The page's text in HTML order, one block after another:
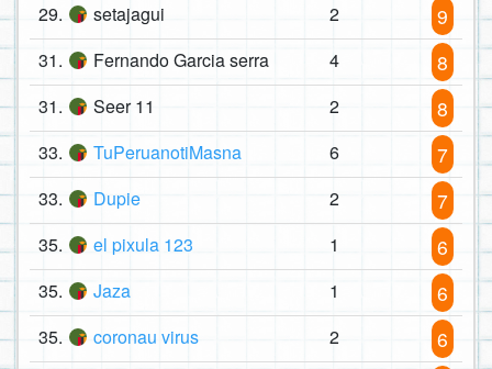
29. setajagui 2 9
31. Fernando Garcia serra 4 8
31. Seer 11 2 8
33. TuPeruanotiMasna 6 7
33. Dupie 2 7
35. el pixula 123 1 6
35. Jaza 1 6
35. coronau virus 2 6